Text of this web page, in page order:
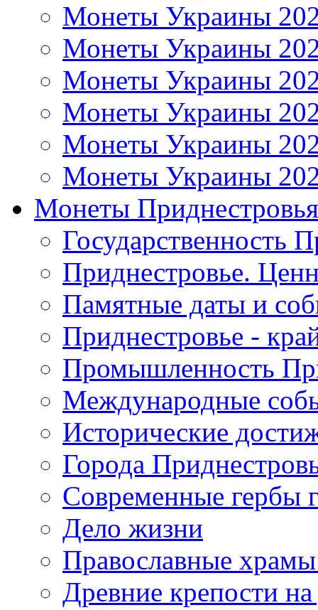
Монеты Украины
Монеты Украины
Монеты Украины
Монеты Украины
Монеты Украины
Монеты Украины
Монеты Приднестровья
Государственность
Приднестровье.
Памятные даты и
Приднестровье -
Промышленность
Международные
Исторические
Города
Современные гербы
Дело жизни
Православные
Древние крепости